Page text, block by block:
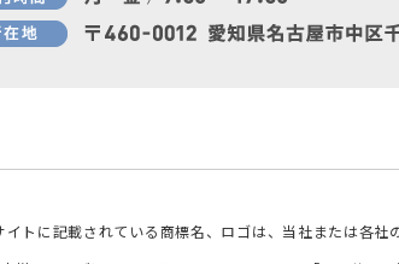
トに記載されている商標名、ロゴは、当社または各社